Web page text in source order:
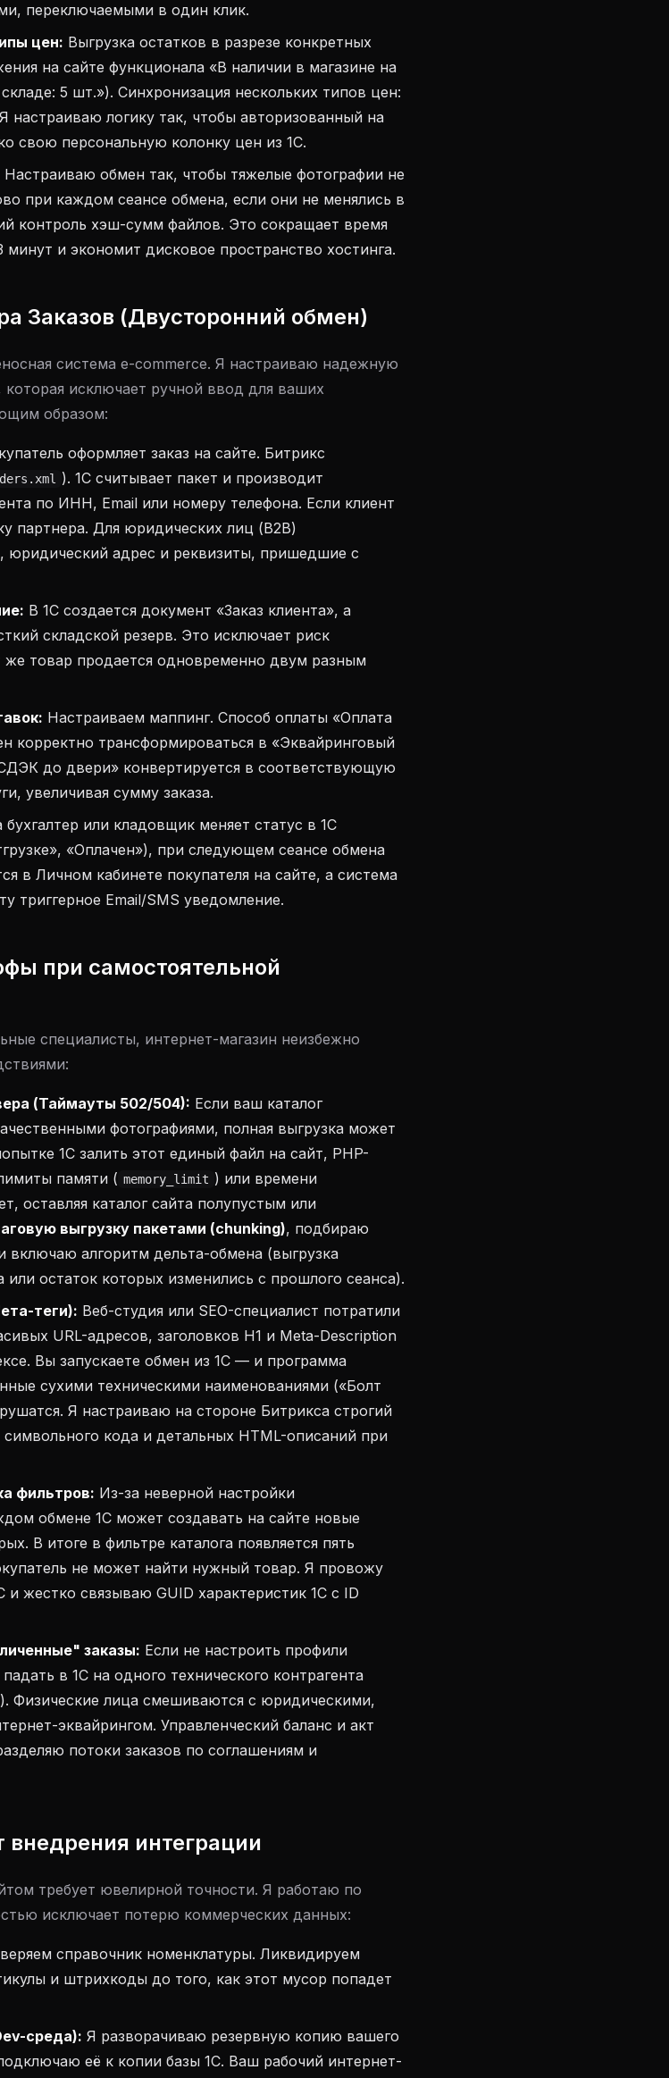
переключаемыми в один клик.
цен: Выгрузка остатков в разрезе конкретных
на сайте функционала «В наличии в магазине на
5 шт.»). Синхронизация нескольких типов цен:
настраиваю логику так, чтобы авторизованный на
свою персональную колонку цен из 1С.
Настраиваю обмен так, чтобы тяжелые фотографии не
при каждом сеансе обмена, если они не менялись в
контроль хэш-сумм файлов. Это сокращает время
и экономит дисковое пространство хостинга.
Заказов (Двусторонний обмен)
система e-commerce. Я настраиваю надежную
исключает ручной ввод для ваших
образом:
оформляет заказ на сайте. Битрикс
). 1С считывает пакет и производит
по ИНН, Email или номеру телефона. Если клиент
партнера. Для юридических лиц (B2B)
юридический адрес и реквизиты, пришедшие с
В 1С создается документ «Заказ клиента», а
складской резерв. Это исключает риск
же товар продается одновременно двум разным
Настраиваем маппинг. Способ оплаты «Оплата
корректно трансформироваться в «Эквайринговый
до двери» конвертируется в соответствующую
увеличивая сумму заказа.
бухгалтер или кладовщик меняет статус в 1С
«Оплачен»), при следующем сеансе обмена
в Личном кабинете покупателя на сайте, а система
триггерное Email/SMS уведомление.
при самостоятельной
специалисты, интернет-магазин неизбежно
(Таймауты 502/504): Если ваш каталог
фотографиями, полная выгрузка может
1С залить этот единый файл на сайт, PHP-
памяти ( memory_limit ) или времени
оставляя каталог сайта полупустым или
выгрузку пакетами (chunking), подбираю
включаю алгоритм дельта-обмена (выгрузка
остаток которых изменились с прошлого сеанса).
теги): Веб-студия или SEO-специалист потратили
URL-адресов, заголовков H1 и Meta-Description
Вы запускаете обмен из 1С — и программа
сухими техническими наименованиями («Болт
Я настраиваю на стороне Битрикса строгий
символьного кода и детальных HTML-описаний при
фильтров: Из-за неверной настройки
обмене 1С может создавать на сайте новые
В итоге в фильтре каталога появляется пять
не может найти нужный товар. Я провожу
жестко связываю GUID характеристик 1С с ID
заказы: Если не настроить профили
в 1С на одного технического контрагента
Физические лица смешиваются с юридическими,
эквайрингом. Управленческий баланс и акт
потоки заказов по соглашениям и
интеграции
требует ювелирной точности. Я работаю по
исключает потерю коммерческих данных:
справочник номенклатуры. Ликвидируем
и штрихкоды до того, как этот мусор попадет
среда): Я разворачиваю резервную копию вашего
её к копии базы 1С. Ваш рабочий интернет-